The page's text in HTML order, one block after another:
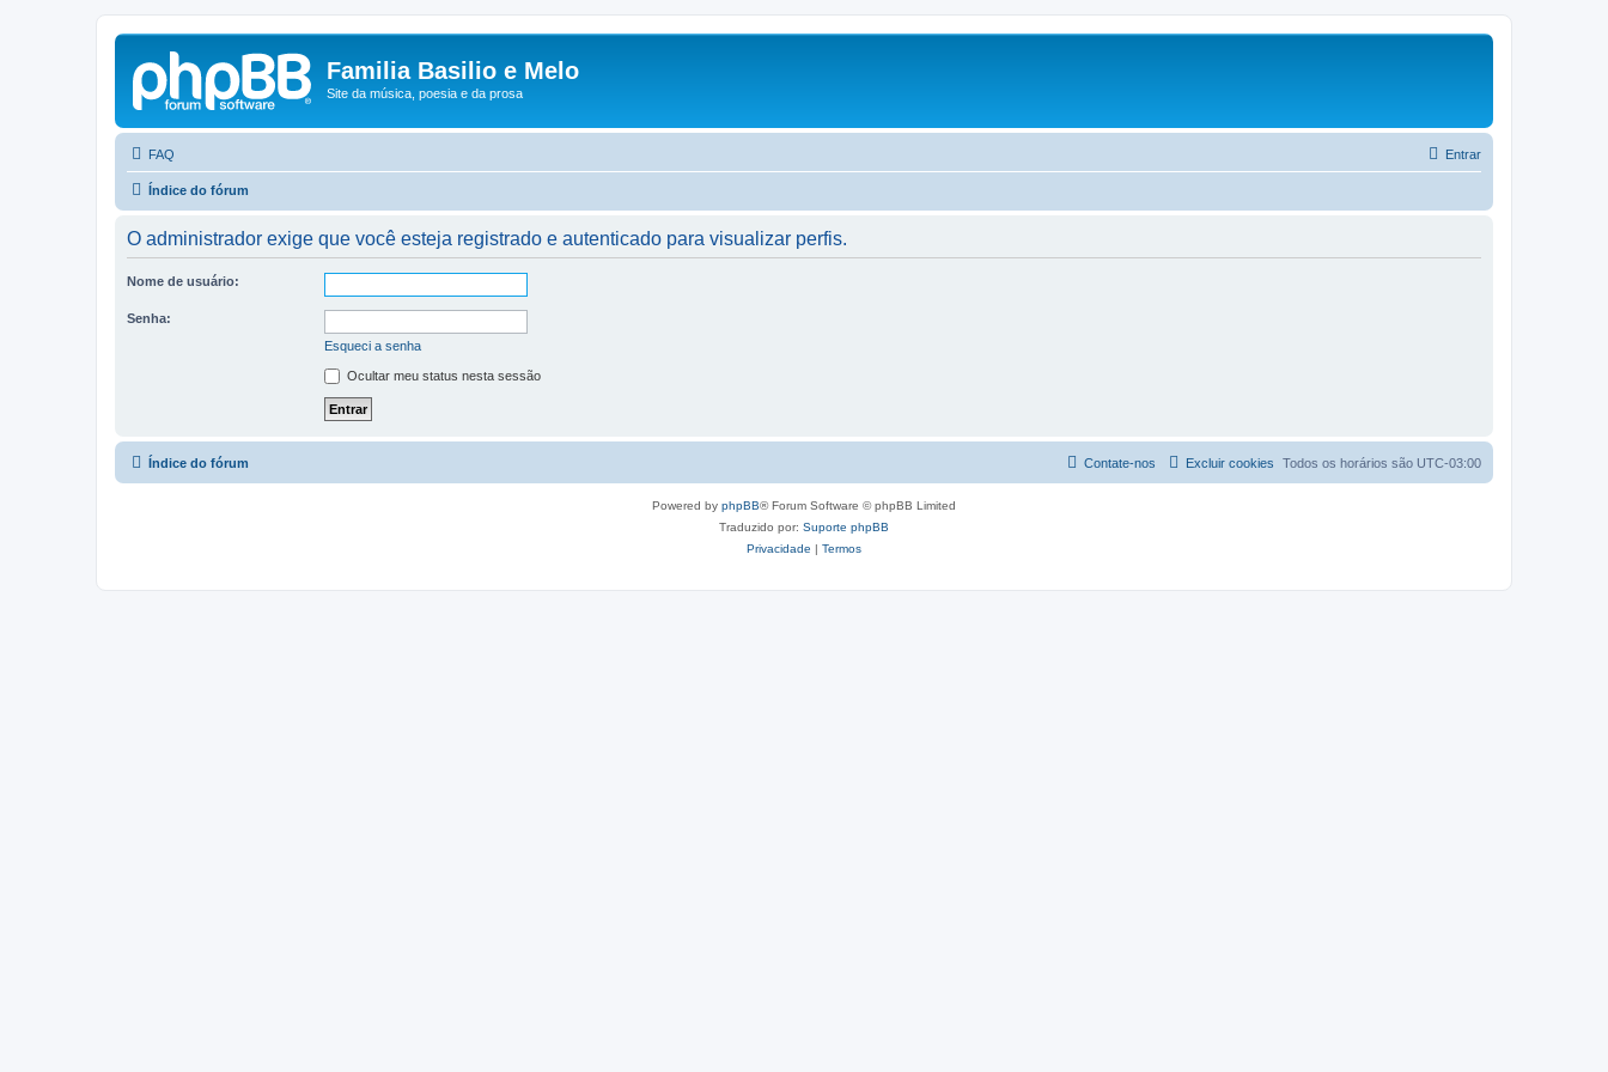
Familia Basilio e Melo
Site da música, poesia e da prosa
FAQ Entrar
Índice do fórum
O administrador exige que você esteja registrado e autenticado para visualizar perfis.
Nome de usuário:
Senha:
Esqueci a senha
Ocultar meu status nesta sessão
Índice do fórum Todos os horários são UTC-03:00
Excluir cookies
Contate-nos
Powered by phpBB® Forum Software © phpBB Limited
Traduzido por: Suporte phpBB
Privacidade | Termos